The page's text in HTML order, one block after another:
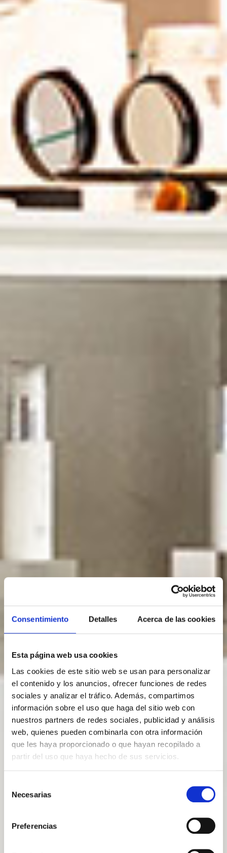
Consentimiento Detalles Acerca de las cookies
Esta página web usa cookies
Las cookies de este sitio web se usan para personalizar
el contenido y los anuncios, ofrecer funciones de redes
sociales y analizar el tráfico. Además, compartimos
información sobre el uso que haga del sitio web con
nuestros partners de redes sociales, publicidad y análisis
web, quienes pueden combinarla con otra información
que les haya proporcionado o que hayan recopilado a
partir del uso que haya hecho de sus servicios.
Necesarias
Preferencias